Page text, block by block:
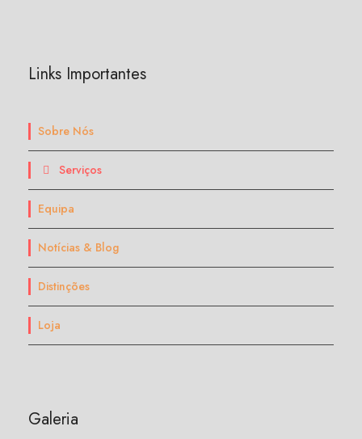
Links Importantes
Sobre Nós
Serviços
Equipa
Notícias & Blog
Distinções
Loja
Galeria